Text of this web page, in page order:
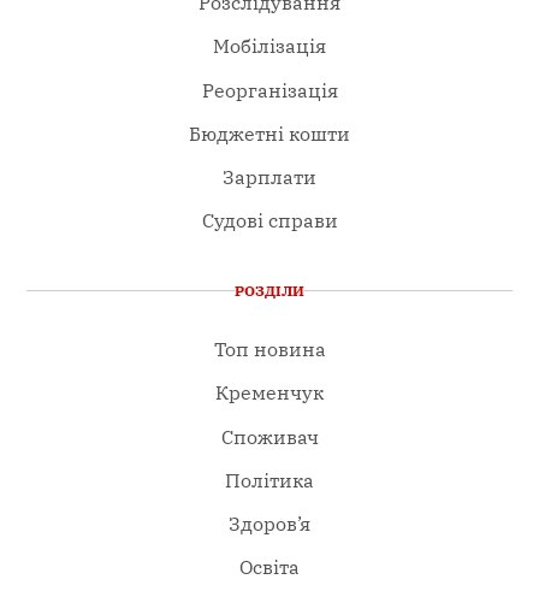
Мобілізація
Реорганізація
Бюджетні кошти
Зарплати
Судові справи
РОЗДІЛИ
Топ новина
Кременчук
Споживач
Політика
Здоров’я
Освіта